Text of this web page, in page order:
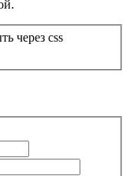
через css